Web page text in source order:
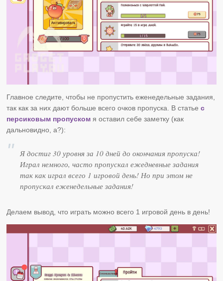
Главное следите, чтобы не пропустить еженедельные задания,
так как за них дают больше всего очков пропуска. В статьес
персиковым пропуском я оставил себе заметку (как
дальновидно, а?):
Я достиг 30 уровня за 10 дней до окончания пропуска!
Играл немного, часто пропускал ежедневные задания
так как играл всего 1 игровой день! Но при этом не
пропускал еженедельные задания!
Делаем вывод, что играть можно всего 1 игровой день в день!